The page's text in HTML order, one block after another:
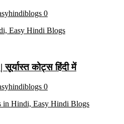
0
कोट्स हिंदी में
0